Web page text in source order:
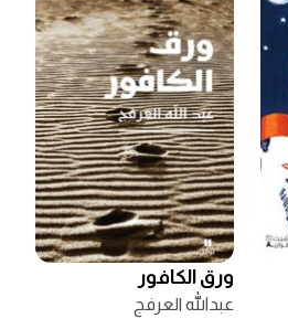
ورق الكافور
عبدالله العرفج